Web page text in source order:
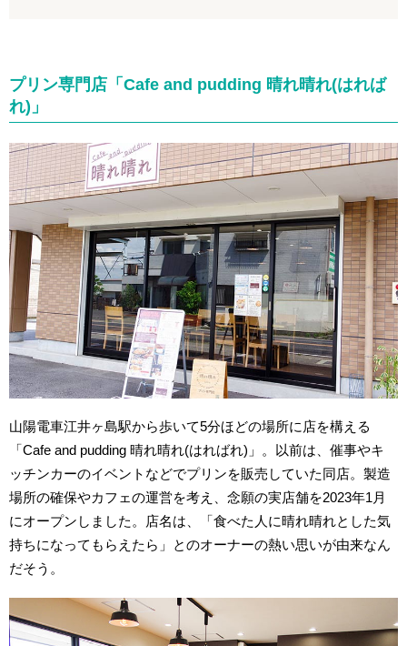
プリン専門店「Cafe and pudding 晴れ晴れ(はれば
れ)」
山陽電車江井ヶ島駅から歩いて5分ほどの場所に店を構える
「Cafe and pudding 晴れ晴れ(はればれ)」。以前は、催事やキ
ッチンカーのイベントなどでプリンを販売していた同店。製造
場所の確保やカフェの運営を考え、念願の実店舗を2023年1月
にオープンしました。店名は、「食べた人に晴れ晴れとした気
持ちになってもらえたら」とのオーナーの熱い思いが由来なん
だそう。